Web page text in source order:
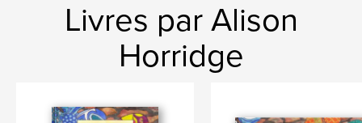
Livres par Alison
Horridge